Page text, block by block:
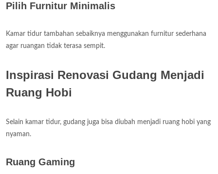
Pilih Furnitur Minimalis
Kamar tidur tambahan sebaiknya menggunakan furnitur sederhana
agar ruangan tidak terasa sempit.
Inspirasi Renovasi Gudang Menjadi
Ruang Hobi
Selain kamar tidur, gudang juga bisa diubah menjadi ruang hobi yang
nyaman.
Ruang Gaming